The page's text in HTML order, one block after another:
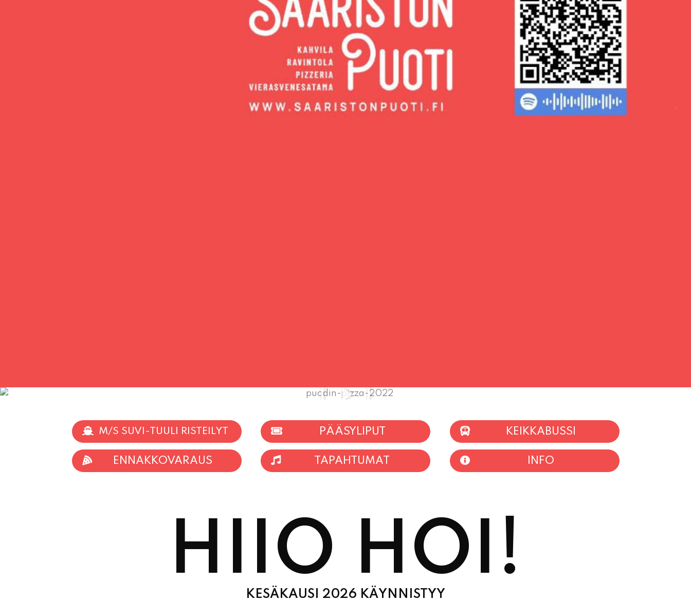
M/S SUVI-TUULI RISTEILYT PÄÄSYLIPUT KEIKKABUSSI
ENNAKKOVARAUS TAPAHTUMAT INFO
HIIO HOI!
KESÄKAUSI 2026 KÄYNNISTYY